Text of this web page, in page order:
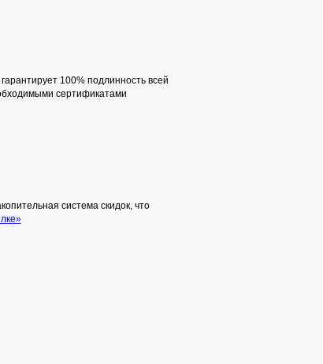
гарантирует 100% подлинность всей
сертификатами
система скидок, что